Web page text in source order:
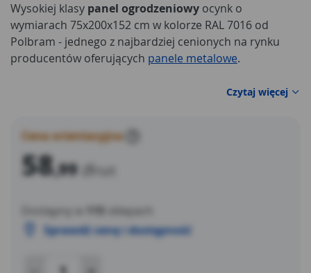
Wysokiej klasy panel ogrodzeniowy ocynk o
wymiarach 75x200x152 cm w kolorze RAL 7016 od
Polbram - jednego z najbardziej cenionych na rynku
producentów oferujących panele metalowe.
Czytaj więcej
Cena orientacyjna
58,99 zł
Dostępny w
sklepach
Sprawdź cenę i dostępność